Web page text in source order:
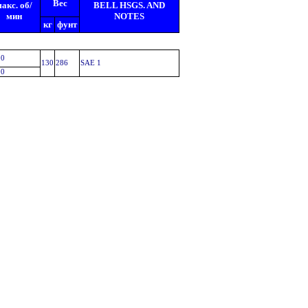
об/
мин
Вес
BELL HSGS. AND
NOTES
кг фунт
130 286
SAE 1